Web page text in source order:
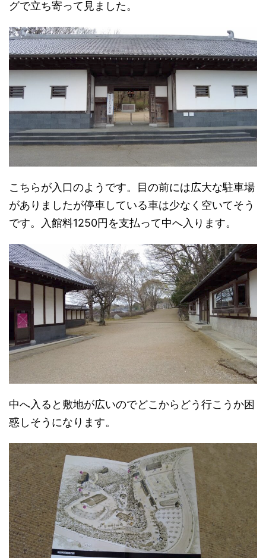
グで立ち寄って見ました。
こちらが入口のようです。目の前には広大な駐車場
がありましたが停車している車は少なく空いてそう
です。入館料1250円を支払って中へ入ります。
中へ入ると敷地が広いのでどこからどう行こうか困
惑しそうになります。